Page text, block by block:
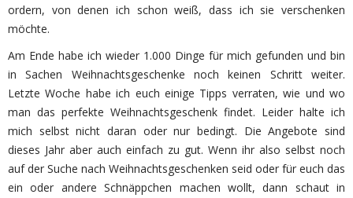
ordern, von denen ich schon weiß, dass ich sie verschenken
möchte.
Am Ende habe ich wieder 1.000 Dinge für mich gefunden und bin
in Sachen Weihnachtsgeschenke noch keinen Schritt weiter.
Letzte Woche habe ich euch einige Tipps verraten, wie und wo
man das perfekte Weihnachtsgeschenk findet. Leider halte ich
mich selbst nicht daran oder nur bedingt. Die Angebote sind
dieses Jahr aber auch einfach zu gut. Wenn ihr also selbst noch
auf der Suche nach Weihnachtsgeschenken seid oder für euch das
ein oder andere Schnäppchen machen wollt, dann schaut in